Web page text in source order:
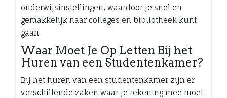
onderwijsinstellingen, waardoor je snel en
gemakkelijk naar colleges en bibliotheek kunt
gaan.
Waar Moet Je Op Letten Bij het
Huren van een Studentenkamer?
Bij het huren van een studentenkamer zijn er
verschillende zaken waar je rekening mee moet